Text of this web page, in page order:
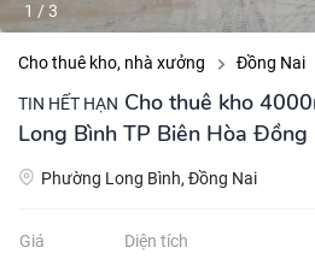
1 /3
Cho thuê kho, nhà xưởng Đồng Nai
TIN HẾT HẠN Cho thuê kho
Long Bình TP Biên Hòa Đồng
Phường Long Bình, Đồng Nai
Giá Diện tích